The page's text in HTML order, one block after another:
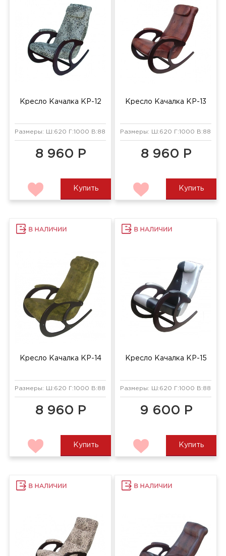
Кресло Качалка КР-12
Размеры: Ш:620 Г:1000 В:880 мм
8 960 Р
Купить
Кресло Качалка КР-13
Размеры: Ш:620 Г:1000 В:880 мм
8 960 Р
Купить
Кресло Качалка КР-14
Размеры: Ш:620 Г:1000 В:880 мм
8 960 Р
Купить
Кресло Качалка КР-15
Размеры: Ш:620 Г:1000 В:880 мм
9 600 Р
Купить